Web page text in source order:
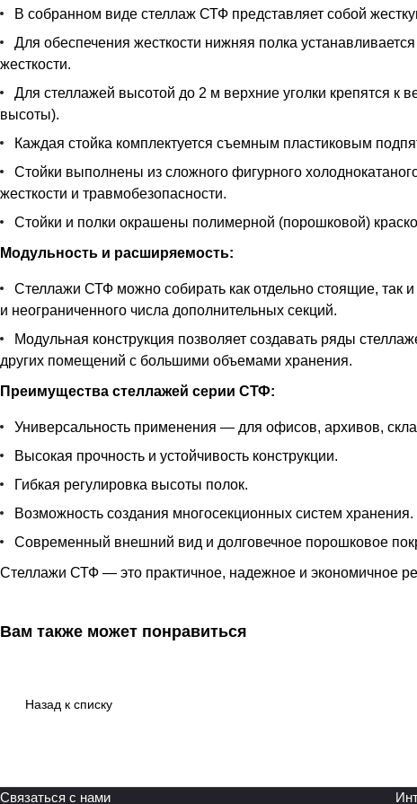
В собранном виде стеллаж СТФ представляет собой
Для обеспечения жесткости нижняя полка
жесткости.
Для стеллажей высотой до 2 м верхние уголки крепятся к
высоты).
Каждая стойка комплектуется съемным пластиковым
Стойки выполнены из сложного фигурного
жесткости и травмобезопасности.
Стойки и полки окрашены полимерной (порошковой)
Модульность и расширяемость:
Стеллажи СТФ можно собирать как отдельно стоящие, так
и неограниченного числа дополнительных секций.
Модульная конструкция позволяет создавать ряды
других помещений с большими объемами хранения.
Преимущества стеллажей серии СТФ:
Универсальность применения — для офисов, архивов,
Высокая прочность и устойчивость конструкции.
Гибкая регулировка высоты полок.
Возможность создания многосекционных систем хранения.
Современный внешний вид и долговечное порошковое
Стеллажи СТФ — это практичное, надежное и экономичное
Вам также может понравиться
Назад к списку
Связаться с нами